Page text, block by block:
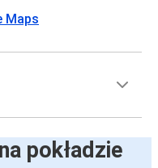
Maps
pokładzie